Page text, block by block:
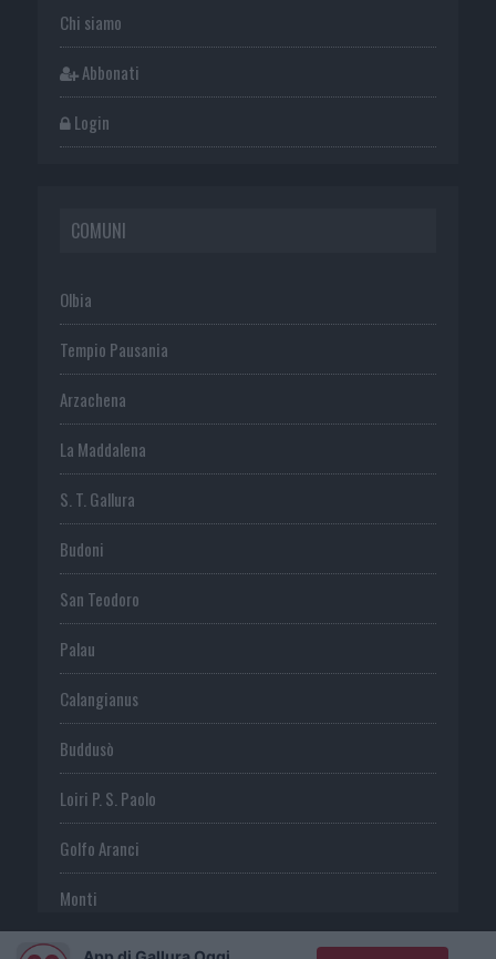
Chi siamo
Abbonati
Login
COMUNI
Olbia
Tempio Pausania
Arzachena
La Maddalena
S. T. Gallura
Budoni
San Teodoro
Palau
Calangianus
Buddusò
Loiri P. S. Paolo
Golfo Aranci
Monti
Telti